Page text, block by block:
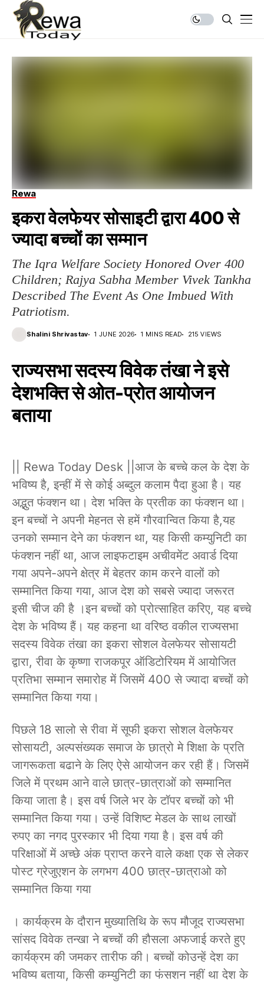
Rewa
इकरा वेलफेयर सोसाइटी द्वारा 400 से
ज्यादा बच्चों का सम्मान
The Iqra Welfare Society Honored Over 400
Children; Rajya Sabha Member Vivek Tankha
Described The Event As One Imbued With
Patriotism.
Shalini Shrivastav 1 JUNE 2026 1 MINS READ 215 VIEWS
राज्यसभा सदस्य विवेक तंखा ने इसे
देशभक्ति से ओत-प्रोत आयोजन
बताया
|| Rewa Today Desk ||आज के बच्चे कल के देश के
भविष्य है, इन्हीं में से कोई अब्दुल कलाम पैदा हुआ है। यह
अद्भुत फंक्शन था। देश भक्ति के प्रतीक का फंक्शन था।
इन बच्चों ने अपनी मेहनत से हमें गौरवान्वित किया है,यह
उनको सम्मान देने का फंक्शन था, यह किसी कम्युनिटी का
फंक्शन नहीं था, आज लाइफटाइम अचीवमेंट अवार्ड दिया
गया अपने-अपने क्षेत्र में बेहतर काम करने वालों को
सम्मानित किया गया, आज देश को सबसे ज्यादा जरूरत
इसी चीज की है ।इन बच्चों को प्रोत्साहित करिए, यह बच्चे
देश के भविष्य हैं। यह कहना था वरिष्ठ वकील राज्यसभा
सदस्य विवेक तंखा का इकरा सोशल वेलफेयर सोसायटी
द्वारा, रीवा के कृष्णा राजकपूर ऑडिटोरियम में आयोजित
प्रतिभा सम्मान समारोह में जिसमें 400 से ज्यादा बच्चों को
सम्मानित किया गया।
पिछले 18 सालो से रीवा में सूफी इकरा सोशल वेलफेयर
सोसायटी, अल्पसंख्यक समाज के छात्रो मे शिक्षा के प्रति
जागरूकता बढाने के लिए ऐसे आयोजन कर रही हैं। जिसमें
जिले में प्रथम आने वाले छात्र-छात्राओं को सम्मानित
किया जाता है। इस वर्ष जिले भर के टॉपर बच्चों को भी
सम्मानित किया गया। उन्हें विशिष्ट मेडल के साथ लाखों
रुपए का नगद पुरस्कार भी दिया गया है। इस वर्ष की
परिक्षाओं में अच्छे अंक प्राप्त करने वाले कक्षा एक से लेकर
पोस्ट ग्रेजुएशन के लगभग 400 छात्र-छात्राओ को
सम्मानित किया गया
। कार्यक्रम के दौरान मुख्यातिथि के रूप मौजूद राज्यसभा
सांसद विवेक तन्खा ने बच्चों की हौसला अफजाई करते हुए
कार्यक्रम की जमकर तारीफ की। बच्चों कोउन्हें देश का
भविष्य बताया, किसी कम्युनिटी का फंसशन नहीं था देश के